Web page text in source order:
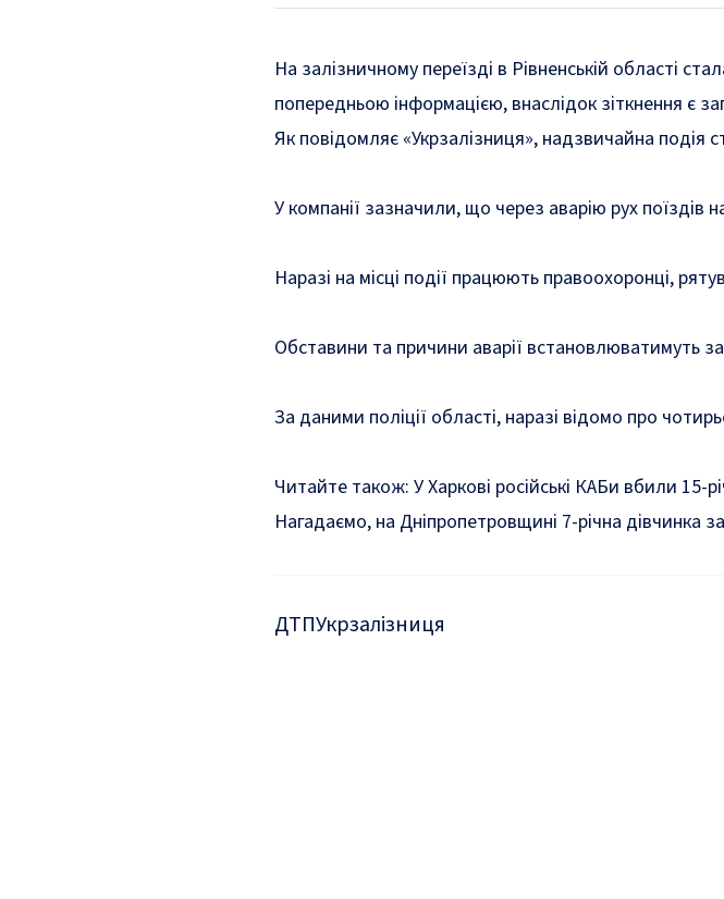
На залізничному переїзді в Рівненській області
попередньою інформацією, внаслідок зіткнення є
Як повідомляє «Укрзалізниця», надзвичайна подія
У компанії зазначили, що через аварію рух поїздів
Наразі на місці події працюють правоохоронці,
Обставини та причини аварії встановлюватимуть
За даними поліції області, наразі відомо про
Читайте також: У Харкові російські КАБи вбили 15-
Нагадаємо, на Дніпропетровщині 7-річна дівчинка
ДТПУкрзалізниця